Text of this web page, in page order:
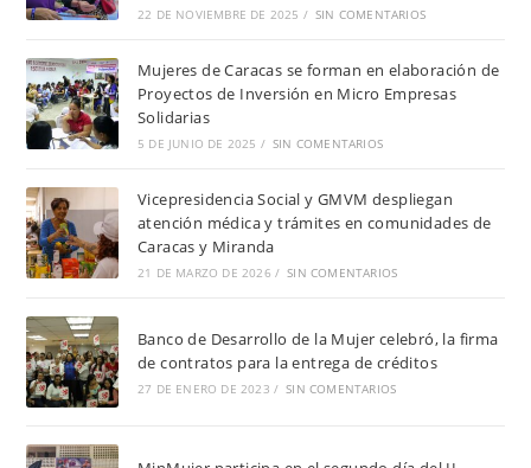
22 DE NOVIEMBRE DE 2025 / SIN COMENTARIOS
Mujeres de Caracas se forman en elaboración de
Proyectos de Inversión en Micro Empresas
Solidarias
5 DE JUNIO DE 2025 / SIN COMENTARIOS
Vicepresidencia Social y GMVM despliegan
atención médica y trámites en comunidades de
Caracas y Miranda
21 DE MARZO DE 2026 / SIN COMENTARIOS
Banco de Desarrollo de la Mujer celebró, la firma
de contratos para la entrega de créditos
27 DE ENERO DE 2023 / SIN COMENTARIOS